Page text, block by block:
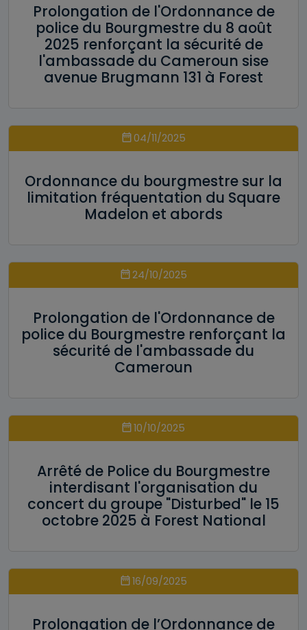
Prolongation de l'Ordonnance de
police du Bourgmestre du 8 août
2025 renforçant la sécurité de
l'ambassade du Cameroun sise
avenue Brugmann 131 à Forest
04/11/2025
Ordonnance du bourgmestre sur la
limitation fréquentation du Square
Madelon et abords
24/10/2025
Prolongation de l'Ordonnance de
police du Bourgmestre renforçant la
sécurité de l'ambassade du
Cameroun
10/10/2025
Arrêté de Police du Bourgmestre
interdisant l'organisation du
concert du groupe "Disturbed" le 15
octobre 2025 à Forest National
16/09/2025
Prolongation de l’Ordonnance de